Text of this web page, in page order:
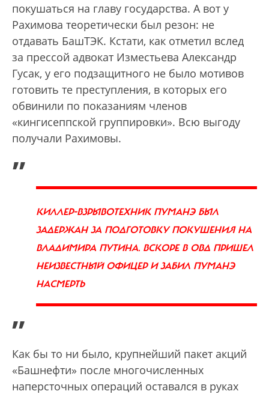
покушаться на главу государства. А вот у
Рахимова теоретически был резон: не
отдавать БашТЭК. Кстати, как отметил вслед
за прессой адвокат Изместьева Александр
Гусак, у его подзащитного не было мотивов
готовить те преступления, в которых его
обвинили по показаниям членов
«кингисеппской группировки». Всю выгоду
получали Рахимовы.
„
КИЛЛЕР-ВЗРЫВОТЕХНИК ПУМАНЭ БЫЛ
ЗАДЕРЖАН ЗА ПОДГОТОВКУ ПОКУШЕНИЯ НА
ВЛАДИМИРА ПУТИНА. ВСКОРЕ В ОВД ПРИШЕЛ
НЕИЗВЕСТНЫЙ ОФИЦЕР И ЗАБИЛ ПУМАНЭ
НАСМЕРТЬ
”
Как бы то ни было, крупнейший пакет акций
«Башнефти» после многочисленных
наперсточных операций оставался в руках